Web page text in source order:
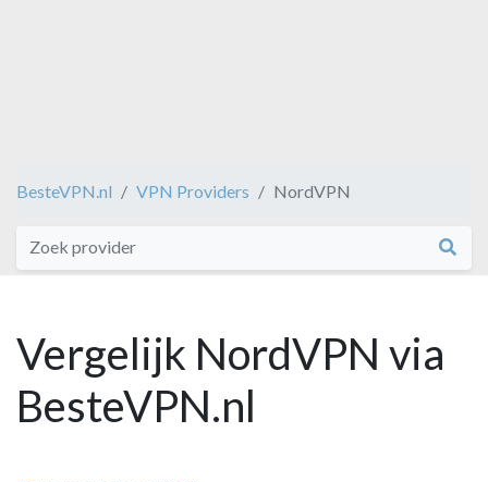
BesteVPN.nl VPN Providers NordVPN
Vergelijk NordVPN via
BesteVPN.nl